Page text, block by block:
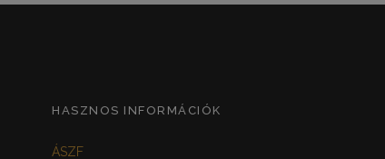
HASZNOS INFORMÁCIÓK
ÁSZF